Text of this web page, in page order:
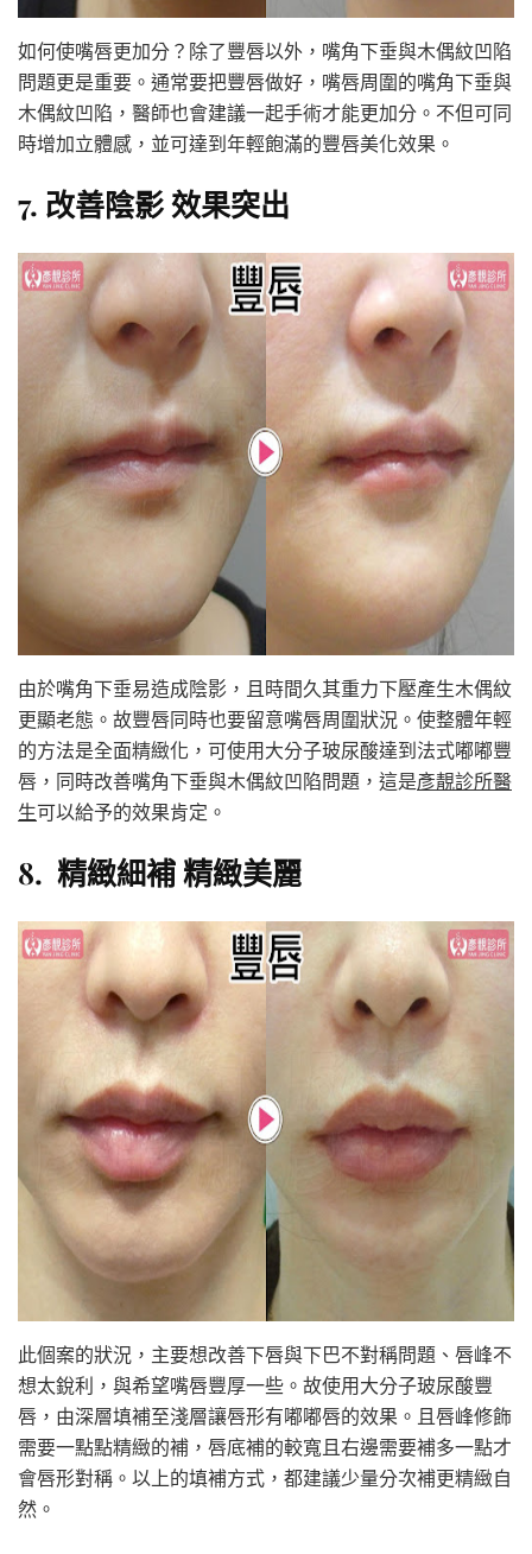
如何使嘴唇更加分？除了豐唇以外，嘴角下垂與木偶紋凹陷
問題更是重要。通常要把豐唇做好，嘴唇周圍的嘴角下垂與
木偶紋凹陷，醫師也會建議一起手術才能更加分。不但可同
時增加立體感，並可達到年輕飽滿的豐唇美化效果。
7. 改善陰影 效果突出
由於嘴角下垂易造成陰影，且時間久其重力下壓產生木偶紋
更顯老態。故豐唇同時也要留意嘴唇周圍狀況。使整體年輕
的方法是全面精緻化，可使用大分子玻尿酸達到法式嘟嘟豐
唇，同時改善嘴角下垂與木偶紋凹陷問題，這是彥靚診所醫
生可以給予的效果肯定。
8. 精緻細補 精緻美麗
此個案的狀況，主要想改善下唇與下巴不對稱問題、唇峰不
想太銳利，與希望嘴唇豐厚一些。故使用大分子玻尿酸豐
唇，由深層填補至淺層讓唇形有嘟嘟唇的效果。且唇峰修飾
需要一點點精緻的補，唇底補的較寬且右邊需要補多一點才
會唇形對稱。以上的填補方式，都建議少量分次補更精緻自
然。